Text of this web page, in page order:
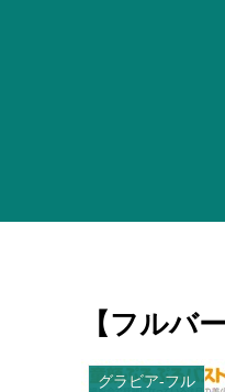
【フルバ
グラビア-フル